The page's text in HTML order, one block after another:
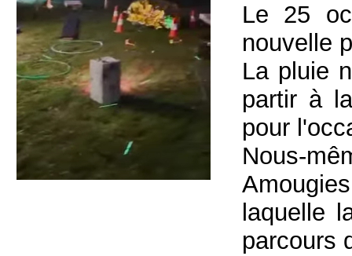
Le 25
nouvelle
La pluie
partir à
pour
Nous-
laquelle
parcours